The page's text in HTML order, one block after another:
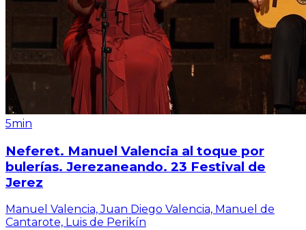
5min
Neferet. Manuel Valencia al toque por
bulerías. Jerezaneando. 23 Festival de
Jerez
Manuel Valencia, Juan Diego Valencia, Manuel de
Cantarote, Luis de Perikín